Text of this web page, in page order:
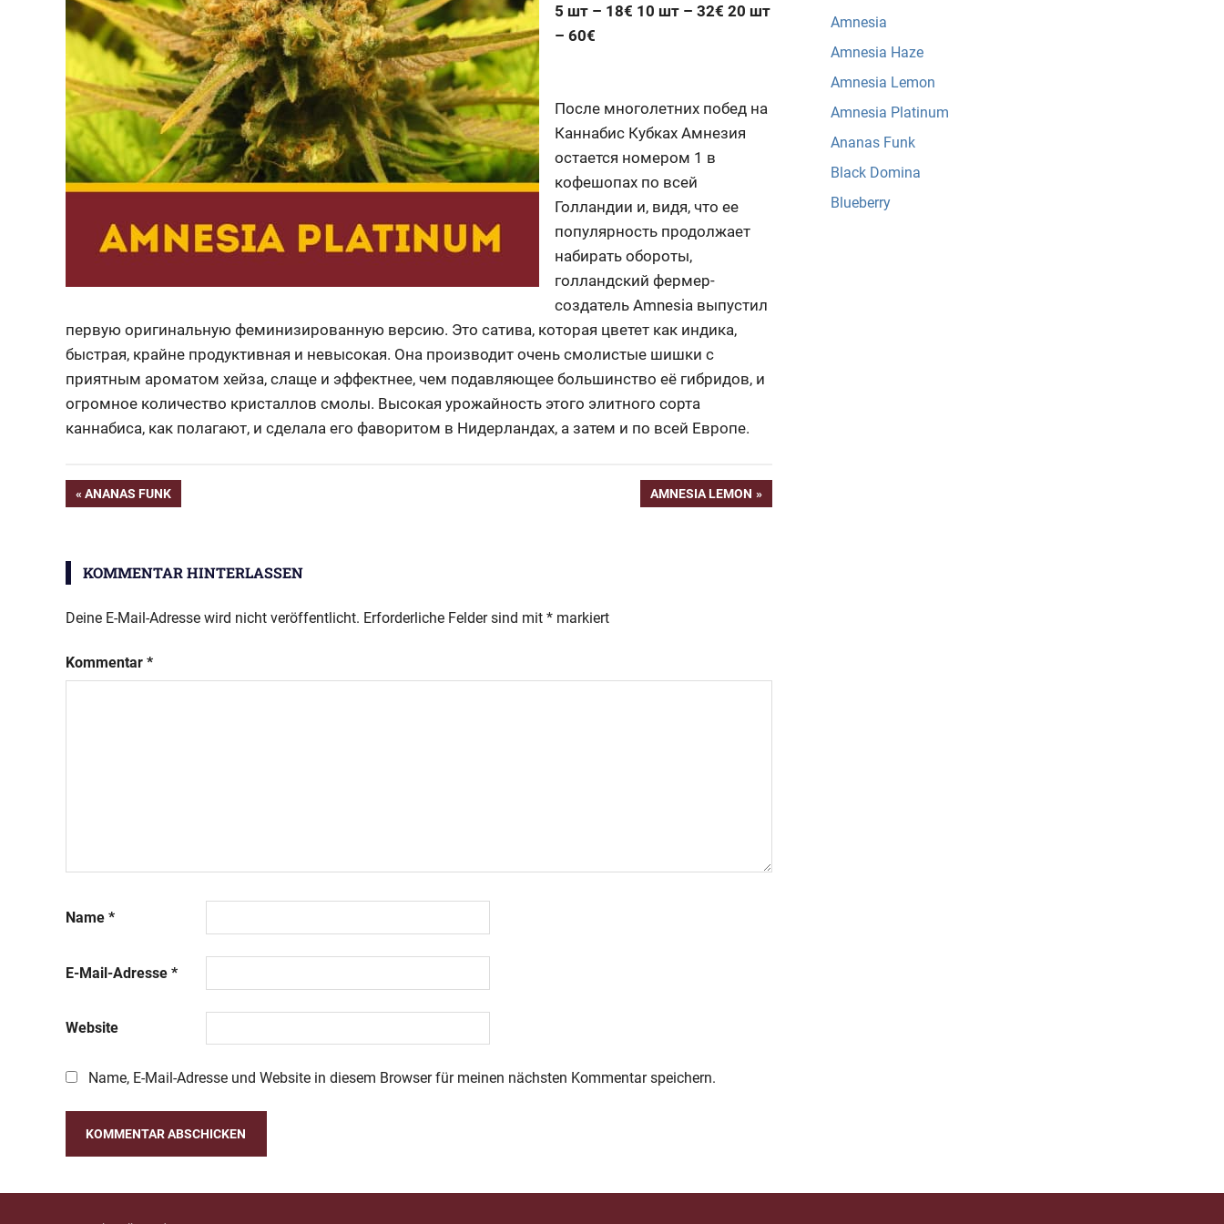
5 шт – 18€ 10 шт – 32€ 20 шт
– 60€
После многолетних побед на
Каннабис Кубках Амнезия
остается номером 1 в
кофешопах по всей
Голландии и, видя, что ее
популярность продолжает
набирать обороты,
голландский фермер-
создатель Amnesia выпустил
первую оригинальную феминизированную версию. Это сатива, которая цветет как индика,
быстрая, крайне продуктивная и невысокая. Она производит очень смолистые шишки с
приятным ароматом хейза, слаще и эффектнее, чем подавляющее большинство её гибридов, и
огромное количество кристаллов смолы. Высокая урожайность этого элитного сорта
каннабиса, как полагают, и сделала его фаворитом в Нидерландах, а затем и по всей Европе.
Beitragsnavigation
VORHERIGER
ANANAS FUNK
NÄCHSTER
AMNESIA LEMON
KOMMENTAR HINTERLASSEN
Deine E-Mail-Adresse wird nicht veröffentlicht. Erforderliche Felder sind mit * markiert
Kommentar *
Name *
E-Mail-Adresse *
Website
Name, E-Mail-Adresse und Website in diesem Browser für meinen nächsten Kommentar speichern.
Amnesia
Amnesia Haze
Amnesia Lemon
Amnesia Platinum
Ananas Funk
Black Domina
Blueberry